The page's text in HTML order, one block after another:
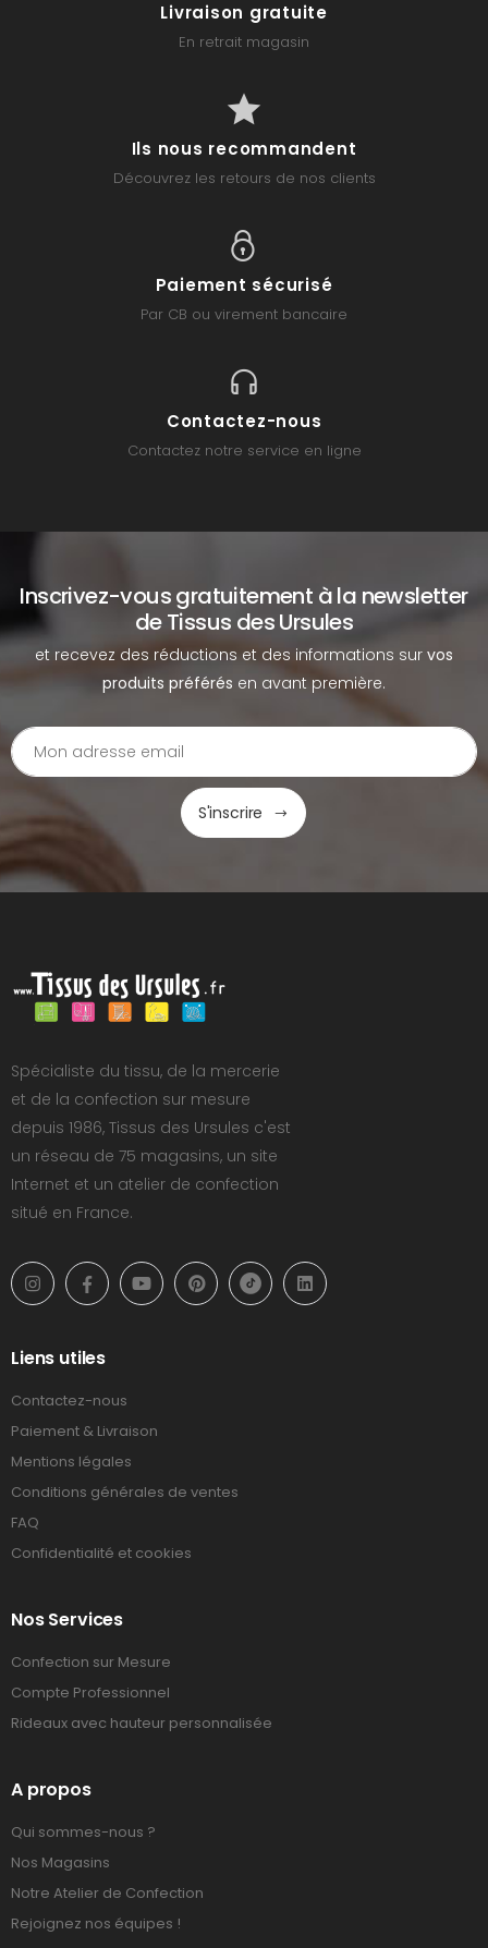
Livraison gratuite
En retrait magasin
Ils nous recommandent
Découvrez les retours de nos clients
Paiement sécurisé
Par CB ou virement bancaire
Contactez-nous
Contactez notre service en ligne
Inscrivez-vous gratuitement à la newsletter
de Tissus des Ursules
et recevez des réductions et des informations sur vos
produits préférés en avant première.
S'inscrire
Spécialiste du tissu, de la mercerie
et de la confection sur mesure
depuis 1986, Tissus des Ursules c'est
un réseau de 75 magasins, un site
Internet et un atelier de confection
situé en France.
Liens utiles
Contactez-nous
Paiement & Livraison
Mentions légales
Conditions générales de ventes
FAQ
Confidentialité et cookies
Nos Services
Confection sur Mesure
Compte Professionnel
Rideaux avec hauteur personnalisée
A propos
Qui sommes-nous ?
Nos Magasins
Notre Atelier de Confection
Rejoignez nos équipes !